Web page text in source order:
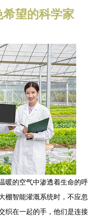
望的科学家
暖的空气中渗透着生命的呼
棚智能灌溉系统时，不应忽
在一起的手，他们是连接